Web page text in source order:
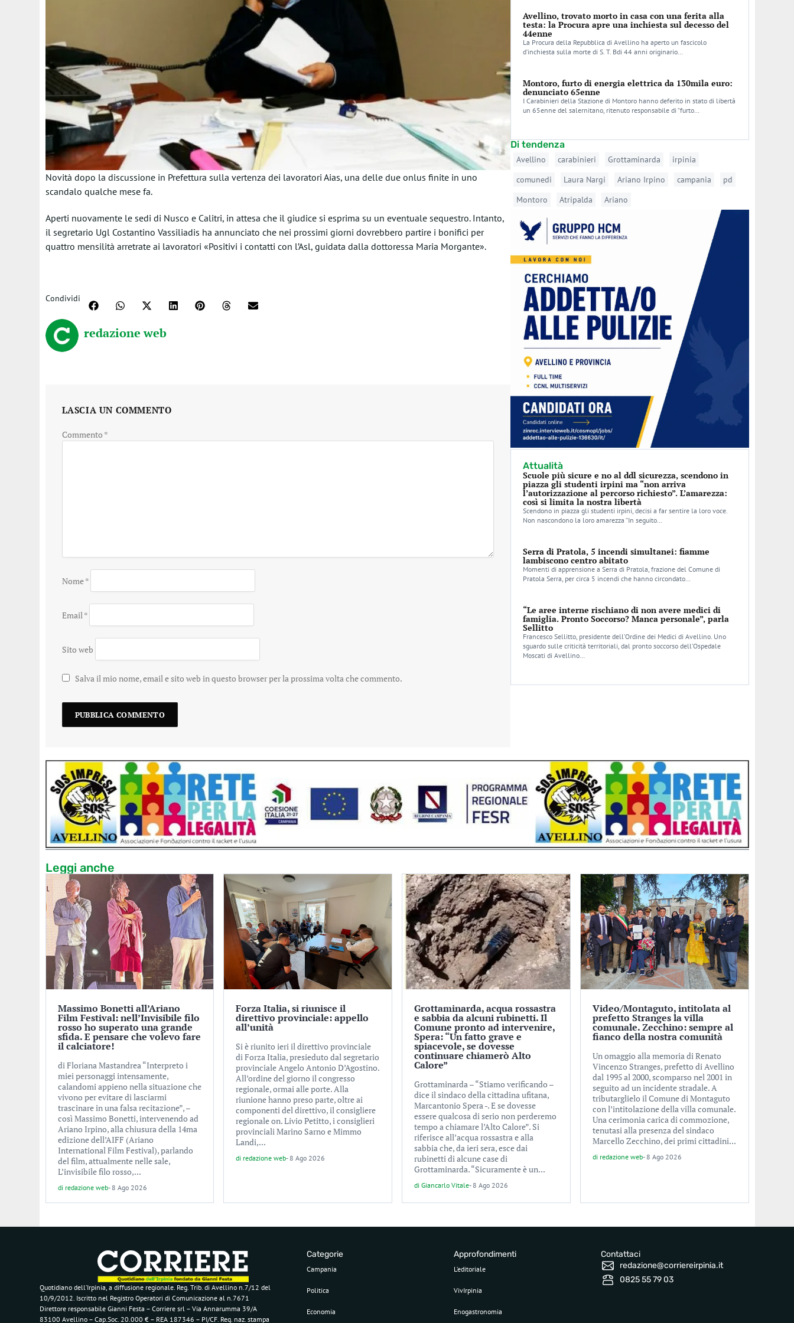
Novità dopo la discussione in Prefettura sulla vertenza dei lavoratori Aias, una delle due onlus finite in uno
scandalo qualche mese fa.
Aperti nuovamente le sedi di Nusco e Calitri, in attesa che il giudice si esprima su un eventuale sequestro. Intanto,
il segretario Ugl Costantino Vassiliadis ha annunciato che nei prossimi giorni dovrebbero partire i bonifici per
quattro mensilità arretrate ai lavoratori «Positivi i contatti con l’Asl, guidata dalla dottoressa Maria Morgante».
Condividi
redazione web
LASCIA UN COMMENTO
Commento *
Nome*
Email *
Sito web
Salva il mio nome, email e sito web in questo browser per la prossima volta che commento.
Avellino, trovato morto in casa con una ferita alla
testa: la Procura apre una inchiesta sul decesso del
44enne
La Procura della Repubblica di Avellino ha aperto un fascicolo
d’inchiesta sulla morte di S. T. Bdi 44 anni originario…
Montoro, furto di energia elettrica da 130mila euro:
denunciato 65enne
I Carabinieri della Stazione di Montoro hanno deferito in stato di libertà
un 65enne del salernitano, ritenuto responsabile di “furto…
Di tendenza
Avellino carabinieri Grottaminarda
irpinia
comunedi
Laura Nargi Ariano Irpino campania
pd
Montoro
Atripalda Ariano
Attualità
Scuole più sicure e no al ddl sicurezza, scendono in
piazza gli studenti irpini ma “non arriva
l’autorizzazione al percorso richiesto”. L’amarezza:
così si limita la nostra libertà
Scendono in piazza gli studenti irpini, decisi a far sentire la loro voce.
Non nascondono la loro amarezza “In seguito…
Serra di Pratola, 5 incendi simultanei: fiamme
lambiscono centro abitato
Momenti di apprensione a Serra di Pratola, frazione del Comune di
Pratola Serra, per circa 5 incendi che hanno circondato…
“Le aree interne rischiano di non avere medici di
famiglia. Pronto Soccorso? Manca personale”, parla
Sellitto
Francesco Sellitto, presidente dell’Ordine dei Medici di Avellino. Uno
sguardo sulle criticità territoriali, dal pronto soccorso dell’Ospedale
Moscati di Avellino…
Leggi anche
Massimo Bonetti all’Ariano
Film Festival: nell’Invisibile filo
rosso ho superato una grande
sfida. E pensare che volevo fare
il calciatore!
di Floriana Mastandrea “Interpreto i
miei personaggi intensamente,
calandomi appieno nella situazione che
vivono per evitare di lasciarmi
trascinare in una falsa recitazione”, –
così Massimo Bonetti, intervenendo ad
Ariano Irpino, alla chiusura della 14ma
edizione dell’AIFF (Ariano
International Film Festival), parlando
del film, attualmente nelle sale,
L’invisibile filo rosso,...
di redazione web- 8 Ago 2026
Forza Italia, si riunisce il
direttivo provinciale: appello
all’unità
Si è riunito ieri il direttivo provinciale
di Forza Italia, presieduto dal segretario
provinciale Angelo Antonio D’Agostino.
All’ordine del giorno il congresso
regionale, ormai alle porte. Alla
riunione hanno preso parte, oltre ai
componenti del direttivo, il consigliere
regionale on. Livio Petitto, i consiglieri
provinciali Marino Sarno e Mimmo
Landi,...
di redazione web- 8 Ago 2026
Grottaminarda, acqua rossastra
e sabbia da alcuni rubinetti. Il
Comune pronto ad intervenire,
Spera: “Un fatto grave e
spiacevole, se dovesse
continuare chiamerò Alto
Calore”
Grottaminarda – “Stiamo verificando –
dice il sindaco della cittadina ufitana,
Marcantonio Spera -. E se dovesse
essere qualcosa di serio non perderemo
tempo a chiamare l’Alto Calore”. Si
riferisce all’acqua rossastra e alla
sabbia che, da ieri sera, esce dai
rubinetti di alcune case di
Grottaminarda. “Sicuramente è un...
di Giancarlo Vitale- 8 Ago 2026
Video/Montaguto, intitolata al
prefetto Stranges la villa
comunale. Zecchino: sempre al
fianco della nostra comunità
Un omaggio alla memoria di Renato
Vincenzo Stranges, prefetto di Avellino
dal 1995 al 2000, scomparso nel 2001 in
seguito ad un incidente stradale. A
tributarglielo il Comune di Montaguto
con l’intitolazione della villa comunale.
Una cerimonia carica di commozione,
tenutasi alla presenza del sindaco
Marcello Zecchino, dei primi cittadini...
di redazione web- 8 Ago 2026
Quotidiano dell’Irpinia, a diffusione regionale. Reg. Trib. di Avellino n.7/12 del
10/9/2012. Iscritto nel Registro Operatori di Comunicazione al n.7671
Direttore responsabile Gianni Festa – Corriere srl – Via Annarumma 39/A
83100 Avellino – Cap.Soc. 20.000 € – REA 187346 – PI/CF. Reg. naz. stampa
Categorie
Campania
Politica
Economia
Approfondimenti
L’editoriale
VivIrpinia
Enogastronomia
Contattaci
redazione@corriereirpinia.it
0825 55 79 03